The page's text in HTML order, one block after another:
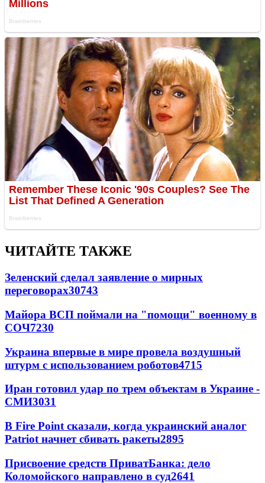
ЧИТАЙТЕ ТАКЖЕ
Зеленский сделал заявление о мирных
переговорах30743
Майора ВСП поймали на "помощи" военному в
СОЧ7230
Украина впервые в мире провела воздушный
штурм с использованием роботов4715
Иран готовил удар по трем объектам в Украине -
СМИ3031
В Fire Point сказали, когда украинский аналог
Patriot начнет сбивать ракеты2895
Присвоение средств ПриватБанка: дело
Коломойского направлено в суд2641